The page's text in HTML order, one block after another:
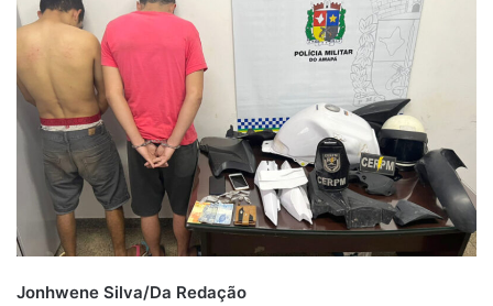
Jonhwene Silva/Da Redação